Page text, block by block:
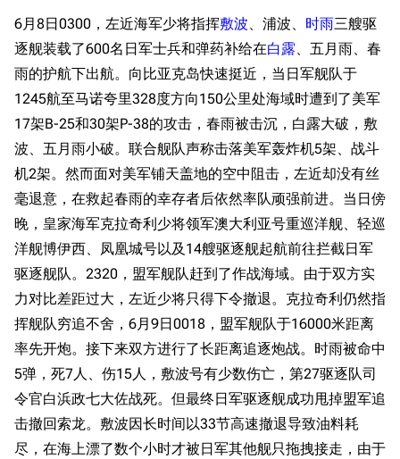
6月8日0300，左近海军少将指挥敷波、浦波、 时雨三艘驱
逐舰装载了600名日军士兵和弹药补给在白露、五月雨、春
雨的护航下出航。向比亚克岛快速挺近，当日军舰队于
1245航至马诺夸里328度方向150公里处海域时遭到了美军
17架B-25和30架P-38的攻击，春雨被击沉，白露大破，敷
波、五月雨小破。联合舰队声称击落美军轰炸机5架、战斗
机2架。然而面对美军铺天盖地的空中阻击，左近却没有丝
毫退意，在救起春雨的幸存者后依然率队顽强前进。当日傍
晚，皇家海军克拉奇利少将领军澳大利亚号重巡洋舰、轻巡
洋舰博伊西、凤凰城号以及14艘驱逐舰起航前往拦截日军
驱逐舰队。2320，盟军舰队赶到了作战海域。由于双方实
力对比差距过大，左近少将只得下令撤退。克拉奇利仍然指
挥舰队穷追不舍，6月9日0018，盟军舰队于16000米距离
率先开炮。接下来双方进行了长距离追逐炮战。时雨被命中
5弹，死7人、伤15人，敷波号有少数伤亡，第27驱逐队司
令官白浜政七大佐战死。但最终日军驱逐舰成功甩掉盟军追
击撤回索龙。敷波因长时间以33节高速撤退导致油料耗
尽，在海上漂了数个小时才被日军其他舰只拖拽接走，由于